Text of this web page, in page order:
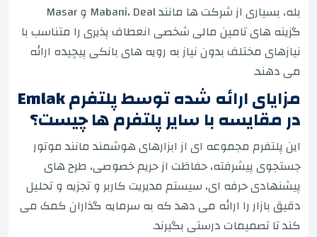
بله، بسیاری از شرکت ها مانند Mabani، Deal و Masar
گزینه های تامین مالی شخصی انعطاف پذیری را متناسب با
نیازهای مختلف بدون نیاز به رویه های بانکی پیچیده ارائه
می دهند.
مزایای ارائه شده توسط پلتفرم Emlak
در مقایسه با سایر پلتفرم ها چیست؟
این پلتفرم مجموعه ای از ابزارهای هوشمند مانند موتور
جستجوی پیشرفته، حفاظت از حریم خصوصی، طرح های
پیشنهادی حرفه ای، سیستم مدیریت کاربر و تجزیه و تحلیل
دقیق بازار را ارائه می دهد که به سرمایه گذاران کمک می
کند تا تصمیمات درستی بگیرند.